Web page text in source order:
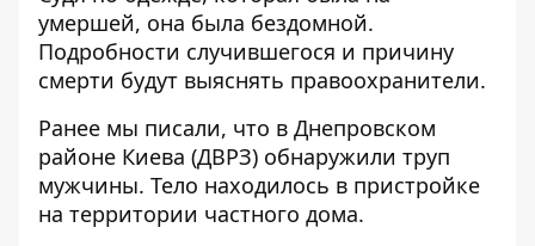
умершей, она была бездомной.
Подробности случившегося и причину
смерти будут выяснять правоохранители.
Ранее мы писали, что в Днепровском
районе Киева (ДВРЗ) обнаружили труп
мужчины. Тело находилось в пристройке
на территории частного дома.